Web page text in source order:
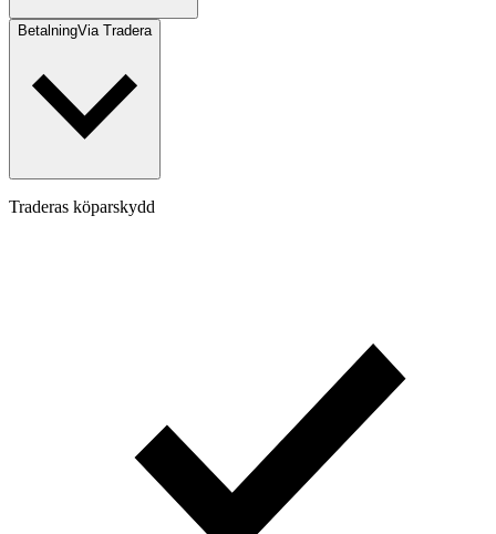
BetalningVia Tradera
Traderas köparskydd